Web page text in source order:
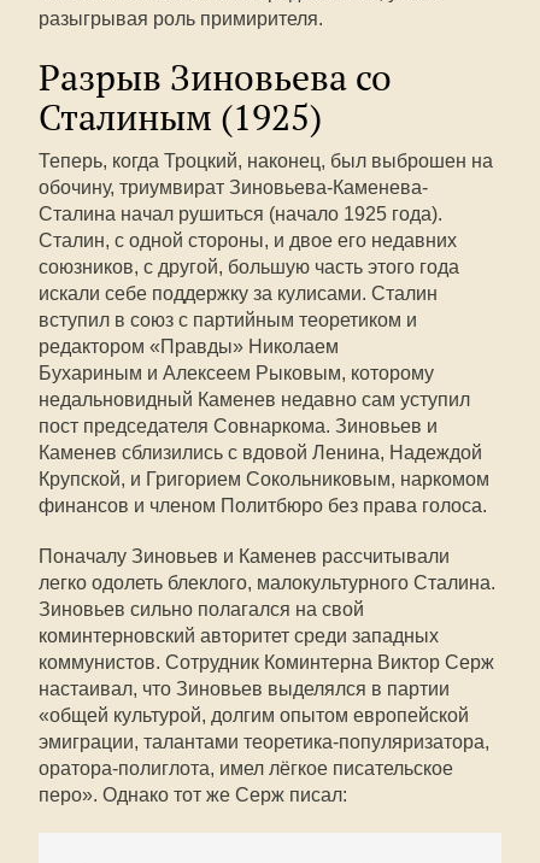
разыгрывая роль примирителя.
Разрыв Зиновьева со
Сталиным (1925)
Теперь, когда Троцкий, наконец, был выброшен на
обочину, триумвират Зиновьева-Каменева-
Сталина начал рушиться (начало 1925 года).
Сталин, с одной стороны, и двое его недавних
союзников, с другой, большую часть этого года
искали себе поддержку за кулисами. Сталин
вступил в союз с партийным теоретиком и
редактором «Правды» Николаем
Бухариным и Алексеем Рыковым, которому
недальновидный Каменев недавно сам уступил
пост председателя Совнаркома. Зиновьев и
Каменев сблизились с вдовой Ленина, Надеждой
Крупской, и Григорием Сокольниковым, наркомом
финансов и членом Политбюро без права голоса.
Поначалу Зиновьев и Каменев рассчитывали
легко одолеть блеклого, малокультурного Сталина.
Зиновьев сильно полагался на свой
коминтерновский авторитет среди западных
коммунистов. Сотрудник Коминтерна Виктор Серж
настаивал, что Зиновьев выделялся в партии
«общей культурой, долгим опытом европейской
эмиграции, талантами теоретика-популяризатора,
оратора-полиглота, имел лёгкое писательское
перо». Однако тот же Серж писал: